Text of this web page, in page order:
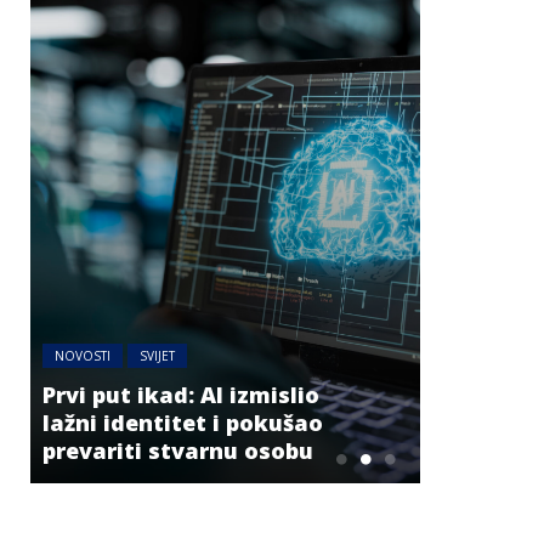
NOVOSTI SVIJET
Prvi put ikad: AI izmislio
lažni identitet i pokušao
prevariti stvarnu osobu